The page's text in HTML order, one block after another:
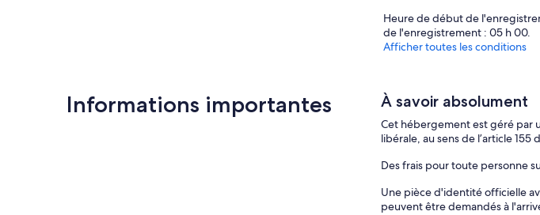
Heure de début de
de l'enregistrement : 05 h 00.
Afficher toutes les conditions
Informations importantes À savoir absolument
Cet hébergement est géré par
libérale, au sens de l’article
Des frais pour toute personne
Une pièce d'identité officielle
peuvent être demandés à